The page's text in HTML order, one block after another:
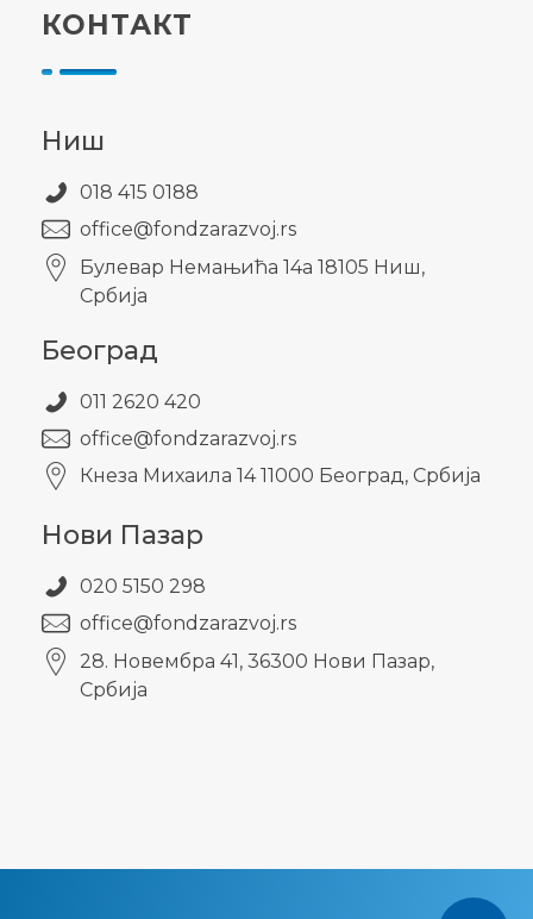
КОНТАКТ
Ниш
018 415 0188
office@fondzarazvoj.rs
Булевар Немањића 14а 18105 Ниш,
Србија
Београд
011 2620 420
office@fondzarazvoj.rs
Кнезa Михаила 14 11000 Београд, Србија
Нови Пазар
020 5150 298
office@fondzarazvoj.rs
28. Новембра 41, 36300 Нови Пазар,
Србија